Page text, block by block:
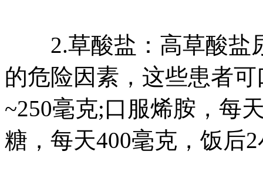
2.草酸盐：高草酸盐
的危险因素，这些患者
~250毫克;口服烯胺，每
糖，每天400毫克，饭后